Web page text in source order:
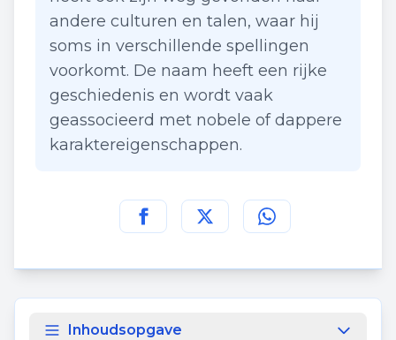
andere culturen en talen, waar hij
soms in verschillende spellingen
voorkomt. De naam heeft een rijke
geschiedenis en wordt vaak
geassocieerd met nobele of dappere
karaktereigenschappen.
Deel deze pagina op
Deel deze pagina op
Deel deze pagina
Inhoudsopgave